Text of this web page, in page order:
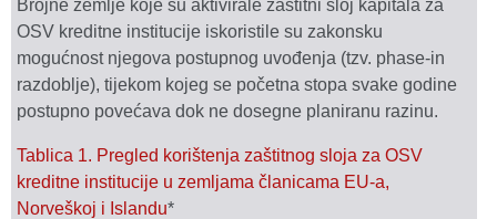
Brojne zemlje koje su aktivirale zaštitni sloj kapitala za
OSV kreditne institucije iskoristile su zakonsku
mogućnost njegova postupnog uvođenja (tzv. phase-in
razdoblje), tijekom kojeg se početna stopa svake godine
postupno povećava dok ne dosegne planiranu razinu.
Tablica 1. Pregled korištenja zaštitnog sloja za OSV
kreditne institucije u zemljama članicama EU-a,
Norveškoj i Islandu*